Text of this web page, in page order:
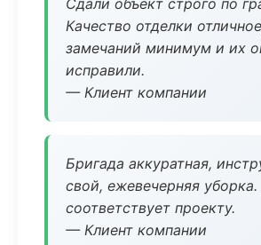
Сдали объект строго по
Качество отделки
замечаний минимум и их
исправили.
— Клиент компании
Бригада аккуратная,
свой, ежевечерняя уборка.
соответствует проекту.
— Клиент компании